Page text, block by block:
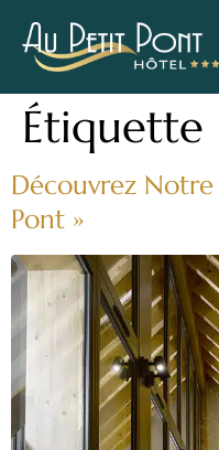
Étiquette
Découvrez
Pont »